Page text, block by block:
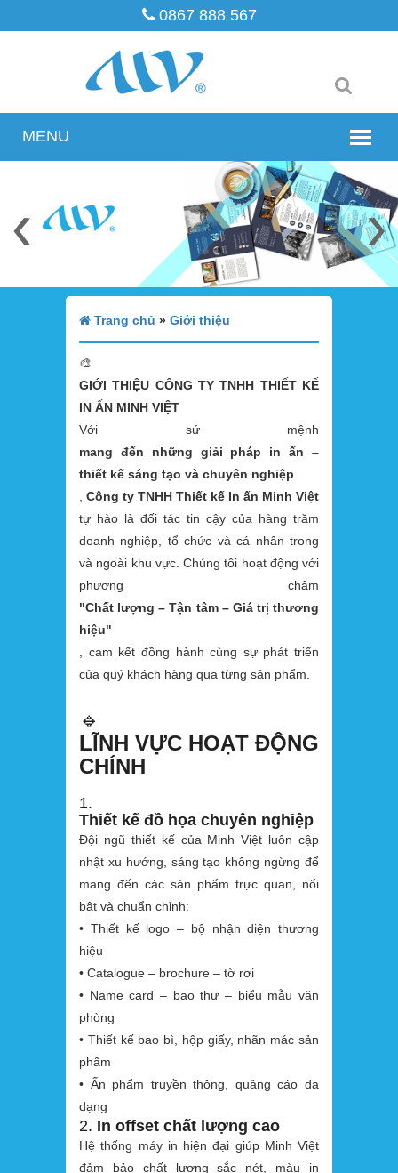
0867 888 567
Trang chủ » Giới thiệu
🎨
GIỚI THIỆU CÔNG TY TNHH THIẾT KẾ
IN ẤN MINH VIỆT
Với sứ mệnh
mang đến những giải pháp in ấn –
thiết kế sáng tạo và chuyên nghiệp
Công ty TNHH Thiết kế In ấn Minh Việt
tự hào là đối tác tin cậy của hàng trăm
doanh nghiệp, tổ chức và cá nhân trong
và ngoài khu vực. Chúng tôi hoạt động với
phương châm
"Chất lượng – Tận tâm – Giá trị thương
hiệu"
, cam kết đồng hành cùng sự phát triển
của quý khách hàng qua từng sản phẩm.
🔹
LĨNH VỰC HOẠT ĐỘNG
CHÍNH
1.
Thiết kế đồ họa chuyên nghiệp
Đội ngũ thiết kế của Minh Việt luôn cập
nhật xu hướng, sáng tạo không ngừng để
mang đến các sản phẩm trực quan, nổi
bật và chuẩn chỉnh:
• Thiết kế logo – bộ nhận diện thương
hiệu
• Catalogue – brochure – tờ rơi
• Name card – bao thư – biểu mẫu văn
phòng
• Thiết kế bao bì, hộp giấy, nhãn mác sản
phẩm
• Ấn phẩm truyền thông, quảng cáo đa
dạng
2. In offset chất lượng cao
Hệ thống máy in hiện đại giúp Minh Việt
đảm bảo chất lượng sắc nét, màu in